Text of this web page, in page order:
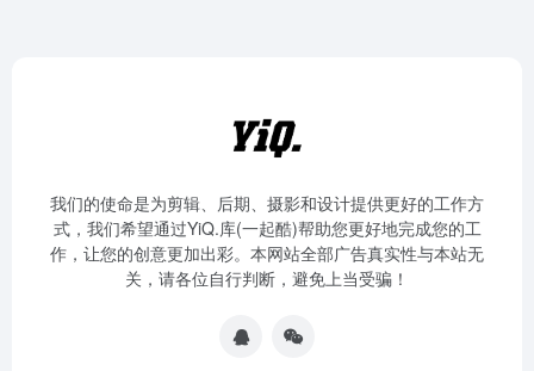
我们的使命是为剪辑、后期、摄影和设计提供更好的工作方
式，我们希望通过YiQ.库(一起酷)帮助您更好地完成您的工
作，让您的创意更加出彩。本网站全部广告真实性与本站无
关，请各位自行判断，避免上当受骗！